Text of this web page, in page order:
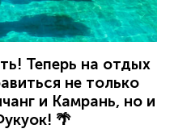
Теперь на отдых
не только
и Камрань, но и
🌴